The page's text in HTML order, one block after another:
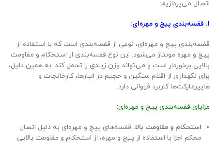
اتصال می‌پردازیم:
1. قفسه‌بندی پیچ و مهره‌ای:
قفسه‌بندی پیچ و مهره‌ای، نوعی از قفسه‌بندی است که با استفاده از
پیچ و مهره مونتاژ می‌شود. این نوع قفسه‌بندی از استحکام و مقاومت
بالایی برخوردار است و می‌تواند وزن زیادی را تحمل کند. به همین دلیل،
برای نگهداری از اقلام سنگین و حجیم در انبارها، کارخانجات و
هایپرمارکت‌ها کاربرد فراوانی دارد.
مزایای قفسه‌بندی پیچ و مهره‌ای:
استحکام و مقاومت بالا: قفسه‌های پیچ و مهره‌ای به دلیل اتصال
محکم اجزا با استفاده از پیچ و مهره، از استحکام و مقاومت بالایی